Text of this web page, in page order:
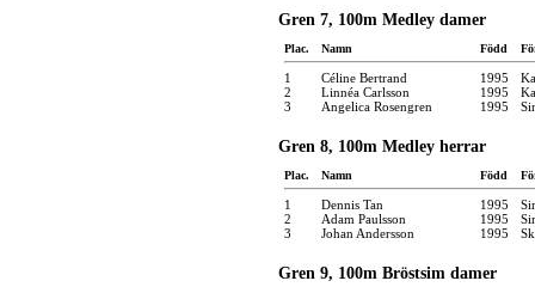
Gren 7, 100m Medley damer
Plac. Namn Född
1 Céline Bertrand 1995
2
Linnéa Carlsson 1995
3
Angelica Rosengren 1995
Gren 8, 100m Medley herrar
Plac. Namn Född
1 Dennis Tan 1995
2
Adam Paulsson 1995
3
Johan Andersson 1995
Gren 9, 100m Bröstsim damer